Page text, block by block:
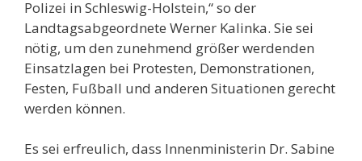
Polizei in Schleswig-Holstein,“ so der
Landtagsabgeordnete Werner Kalinka. Sie sei
nötig, um den zunehmend größer werdenden
Einsatzlagen bei Protesten, Demonstrationen,
Festen, Fußball und anderen Situationen gerecht
werden können.
Es sei erfreulich, dass Innenministerin Dr. Sabine